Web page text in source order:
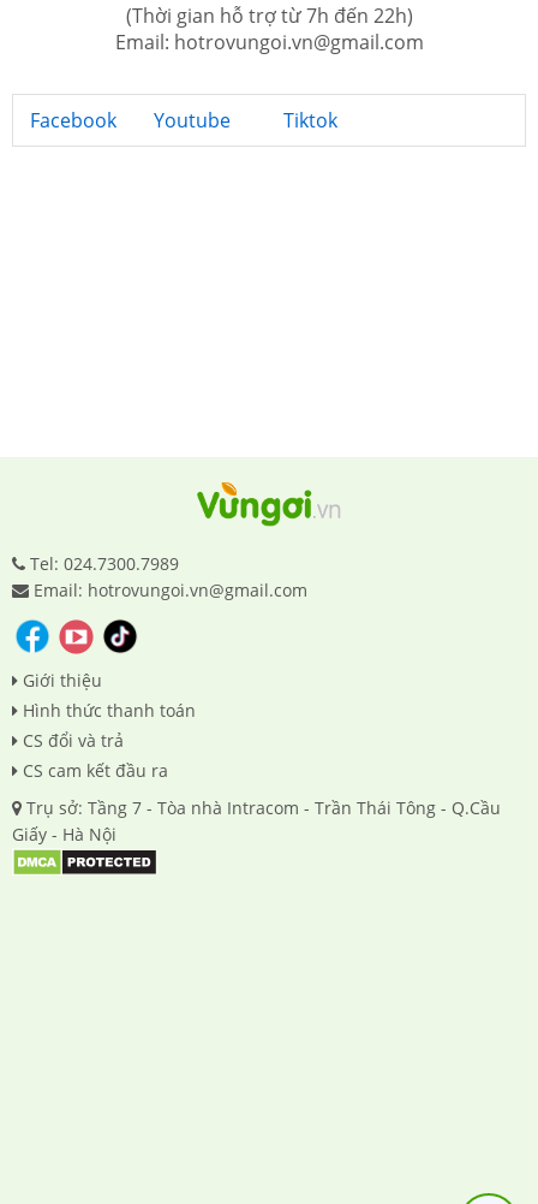
(Thời gian hỗ trợ từ 7h đến 22h)
Email: hotrovungoi.vn@gmail.com
Facebook Youtube Tiktok
Tel: 024.7300.7989
Email: hotrovungoi.vn@gmail.com
Giới thiệu
Hình thức thanh toán
CS đổi và trả
CS cam kết đầu ra
Trụ sở: Tầng 7 - Tòa nhà Intracom - Trần Thái Tông - Q.Cầu
Giấy - Hà Nội